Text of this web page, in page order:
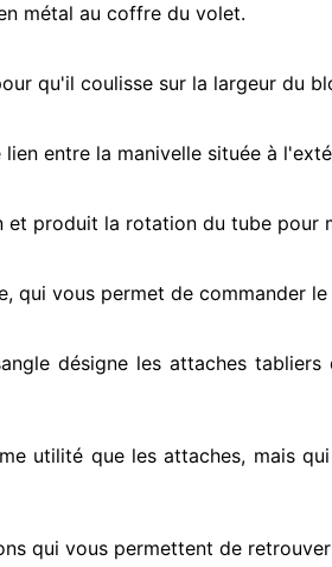
métal au coffre du volet.
qu'il coulisse sur la largeur du
lien entre la manivelle située à
produit la rotation du tube pour
qui vous permet de commander
désigneles attaches tabliers
utilité que les attaches, mais
qui vous permettent de